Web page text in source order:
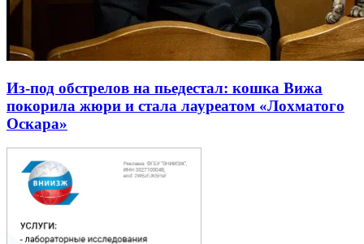
Из-под обстрелов на пьедестал: кошка Вижа
покорила жюри и стала лауреатом «Лохматого
Оскара»